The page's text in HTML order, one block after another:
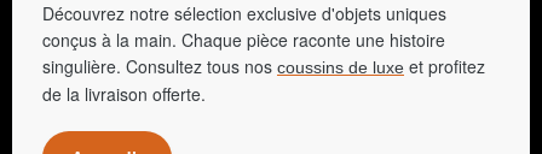
Découvrez notre sélection exclusive d'objets uniques
conçus à la main. Chaque pièce raconte une histoire
singulière. Consultez tous nos coussins de luxe et profitez
de la livraison offerte.